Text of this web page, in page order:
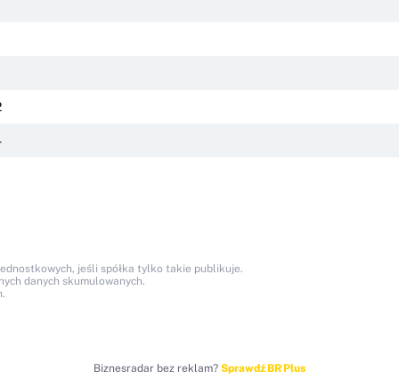
jeśli spółka tylko takie publikuje.
danych skumulowanych.
Biznesradar bez reklam? Sprawdź BR Plus